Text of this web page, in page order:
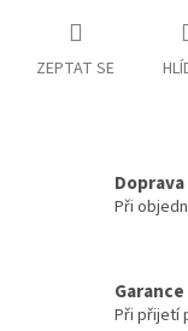
ZEPTAT SE
Při
Při přijetí